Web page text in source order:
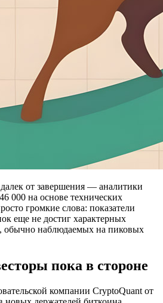
от завершения — аналитики
000 на основе технических
громкие слова: показатели
еще не достиг характерных
обычно наблюдаемых на пиковых
пока в стороне
компании CryptoQuant от